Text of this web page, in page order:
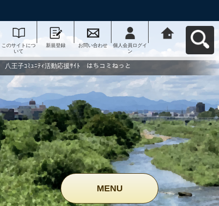
このサイトにつ
いて
新規登録 お問い合わせ
個人会員ログイ
ン
動応援ｻｲﾄ はち
コミねっとへ戻
八王子ｺﾐｭﾆﾃｨ活動応援ｻｲﾄ はちコミねっと
MENU